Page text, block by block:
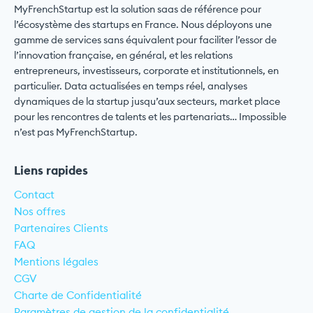
MyFrenchStartup est la solution saas de référence pour
l’écosystème des startups en France. Nous déployons une
gamme de services sans équivalent pour faciliter l’essor de
l’innovation française, en général, et les relations
entrepreneurs, investisseurs, corporate et institutionnels, en
particulier. Data actualisées en temps réel, analyses
dynamiques de la startup jusqu’aux secteurs, market place
pour les rencontres de talents et les partenariats… Impossible
n’est pas MyFrenchStartup.
Liens rapides
Contact
Nos offres
Partenaires Clients
FAQ
Mentions légales
CGV
Charte de Confidentialité